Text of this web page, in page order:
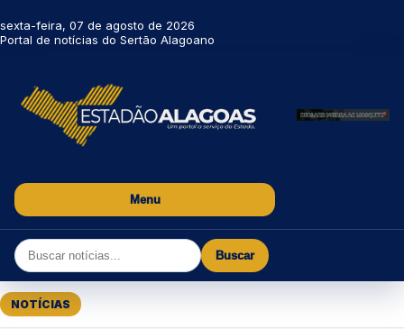
sexta-feira, 07 de agosto de 2026
Portal de notícias do Sertão Alagoano
Menu
Buscar
NOTÍCIAS